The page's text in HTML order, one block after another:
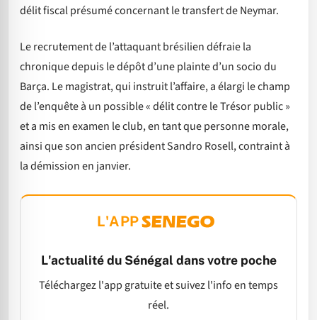
délit fiscal présumé concernant le transfert de Neymar.
Le recrutement de l’attaquant brésilien défraie la
chronique depuis le dépôt d’une plainte d’un socio du
Barça. Le magistrat, qui instruit l’affaire, a élargi le champ
de l’enquête à un possible « délit contre le Trésor public »
et a mis en examen le club, en tant que personne morale,
ainsi que son ancien président Sandro Rosell, contraint à
la démission en janvier.
L'APP
L'actualité du Sénégal dans votre poche
Téléchargez l'app gratuite et suivez l'info en temps
réel.